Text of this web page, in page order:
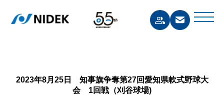
2023年8月25日 知事旗争奪第27回愛知県軟式野球大
会 1回戦（刈谷球場)